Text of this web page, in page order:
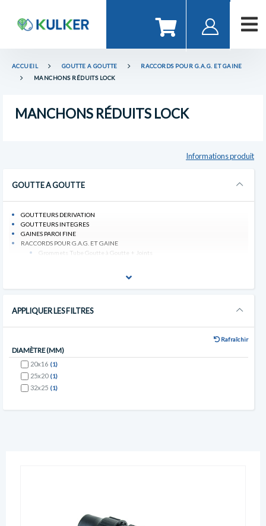
ACCUEIL GOUTTE A GOUTTE
RACCORDS POUR G.A.G. ET GAINE
MANCHONS RÉDUITS LOCK
MANCHONS RÉDUITS LOCK
Informations produit
GOUTTE A GOUTTE
GOUTTEURS DERIVATION
GOUTTEURS INTEGRES
GAINES PAROI FINE
RACCORDS POUR G.A.G. ET GAINE
Grommets Tube Goutte à Goutte + Joints
APPLIQUER LES FILTRES
Rafraîchir
DIAMÈTRE (MM)
20x16 (1)
25x20 (1)
32x25 (1)